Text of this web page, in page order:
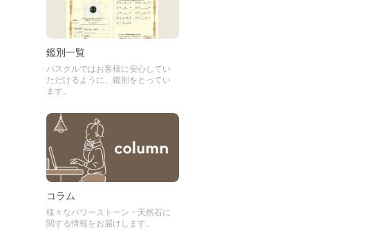
鑑別一覧
パスクルではお客様に安心してい
ただけるように、鑑別をとってい
ます。
コラム
様々なパワーストーン・天然石に
関する情報をお届けします。